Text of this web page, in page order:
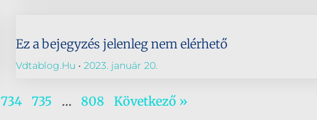
Ez a bejegyzés jelenleg nem elérhető
Vdtablog.hu 2023. január 20.
734 735 … 808 Következő »